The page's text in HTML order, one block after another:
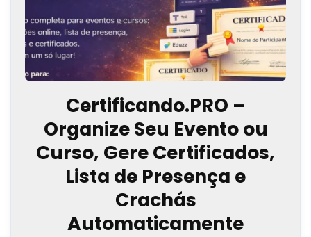
Certificando.PRO –
Organize Seu Evento ou
Curso, Gere Certificados,
Lista de Presença e
Crachás
Automaticamente